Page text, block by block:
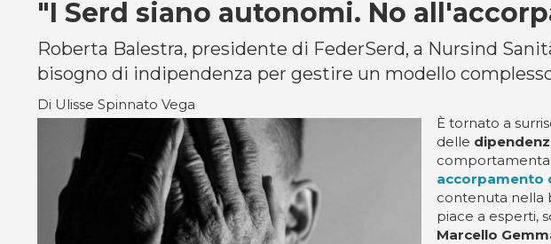
"I Serd siano autonomi. No
Roberta Balestra, presidente di FederSerd, a Nursind
bisogno di indipendenza per gestire un modello
Di Ulisse Spinnato Vega
È tornato a
delle
accorpamento
contenuta nella
piace a esperti,
Marcello